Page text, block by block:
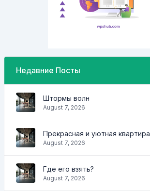
Недавние Посты
Штормы волн
August 7, 2026
Прекрасная и уютная квартира
August 7, 2026
Где его взять?
August 7, 2026